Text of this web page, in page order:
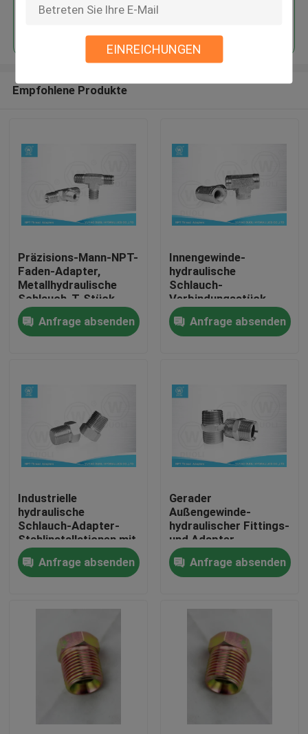
EINREICHUNGEN
Haus
Über uns
Fabrik-Ausflug
Qualitätskontrolle
Treten Sie mit uns in Verbindung
Hydraulische Schlauch-Endpassstücke
hydraulische Schlauchzwingeninstallationen
Empfohlene Produkte
Präzisions-Mann-NPT-
Faden-Adapter,
Metallhydraulische
Schlauch-T-Stück
Verbindungsstücke
Anfrage absenden
Innengewinde-
hydraulische
Schlauch-
Verbindungsstück-
Installationen T-
STÜCK NPT mit
weißem verzinktem
Anfrage absenden
Industrielle
hydraulische
Schlauch-Adapter-
Stahlinstallationen mit
NPT-Stempel-Faden
Anfrage absenden
Gerader
Außengewinde-
hydraulischer Fittings-
und Adapter-
nationaler Standard
NPTAnfrage absenden